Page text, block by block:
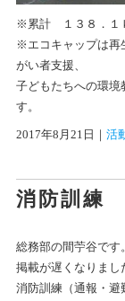
※累計 １３８．１
※エコキャップは再
がい者支援、
子どもたちへの環境
す。
2017年8月21日 ｜ 活
消防訓練
総務部の間苧谷です。
掲載が遅くなりまし
消防訓練（通報・避